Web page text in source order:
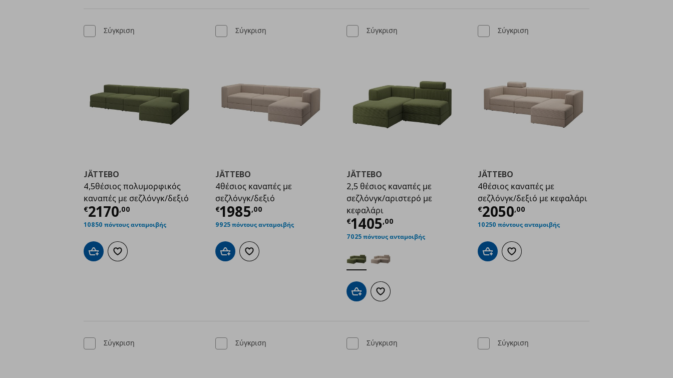
Σύγκριση
JÄTTEBO
4,5θέσιος πολυμορφικός
καναπές με σεζλόνγκ/δεξιό
€2170,00
Τρέχουσα τιμή € 2170,00
10850 πόντους ανταμοιβής
Προσθήκη στο καλάθι
Προσθήκη στα αγαπημένα
Σύγκριση
JÄTTEBO
4θέσιος καναπές με
σεζλόνγκ/δεξιό
€1985,00
Τρέχουσα τιμή € 1985,00
9925 πόντους ανταμοιβής
Προσθήκη στο καλάθι
Προσθήκη στα αγαπημένα
Σύγκριση
JÄTTEBO
2,5 θέσιος καναπές με
σεζλόνγκ/αριστερό με
κεφαλάρι
€1405,00
Τρέχουσα τιμή € 1405,00
7025 πόντους ανταμοιβής
Προσθήκη στο καλάθι
Προσθήκη στα αγαπημένα
Σύγκριση
JÄTTEBO
4θέσιος καναπές με
σεζλόνγκ/δεξιό με κεφαλάρι
€2050,00
Τρέχουσα τιμή
10250 πόντους ανταμοιβής
Προσθήκη στο καλάθι
Προσθήκη στα αγαπημένα
Σύγκριση Σύγκριση Σύγκριση Σύγκριση